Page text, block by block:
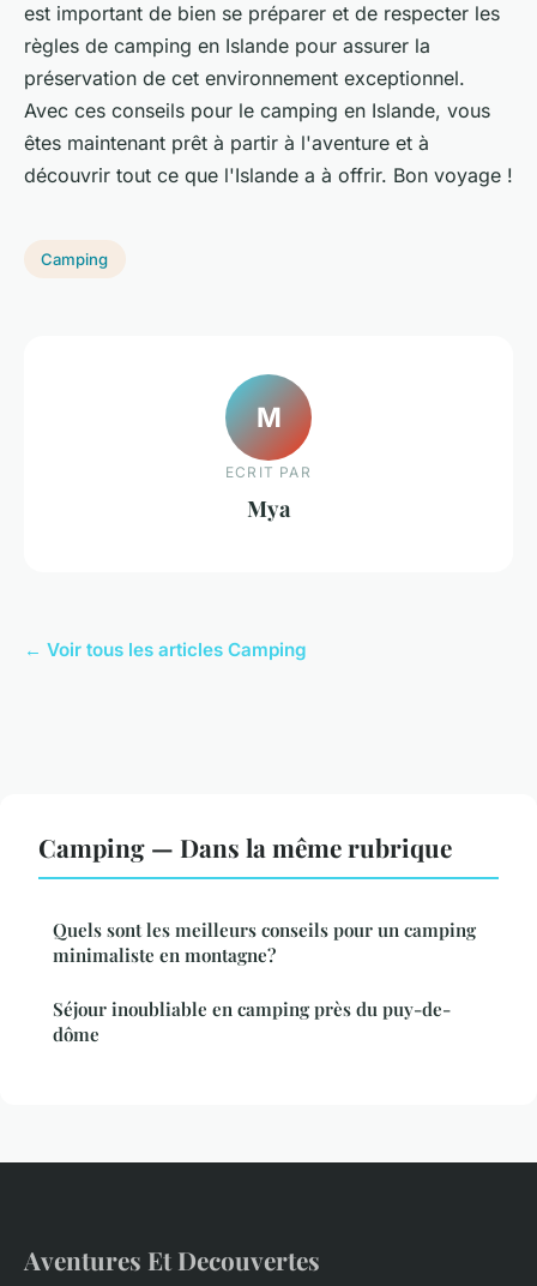
est important de bien se préparer et de respecter les
règles de camping en Islande pour assurer la
préservation de cet environnement exceptionnel.
Avec ces conseils pour le camping en Islande, vous
êtes maintenant prêt à partir à l'aventure et à
découvrir tout ce que l'Islande a à offrir. Bon voyage !
Camping
M
ECRIT PAR
Mya
← Voir tous les articles Camping
Camping — Dans la même rubrique
Quels sont les meilleurs conseils pour un camping
minimaliste en montagne?
Séjour inoubliable en camping près du puy-de-
dôme
Aventures Et Decouvertes